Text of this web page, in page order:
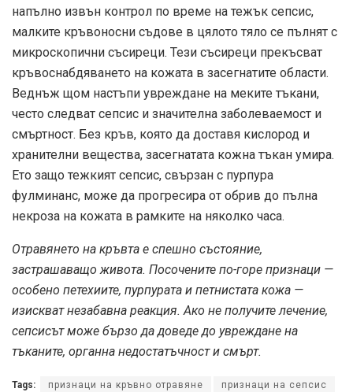
напълно извън контрол по време на тежък сепсис,
малките кръвоносни съдове в цялото тяло се пълнят с
микроскопични съсиреци. Тези съсиреци прекъсват
кръвоснабдяването на кожата в засегнатите области.
Веднъж щом настъпи увреждане на меките тъкани,
често следват сепсис и значителна заболеваемост и
смъртност. Без кръв, която да доставя кислород и
хранителни вещества, засегнатата кожна тъкан умира.
Ето защо тежкият сепсис, свързан с пурпура
фулминанс, може да прогресира от обрив до пълна
некроза на кожата в рамките на няколко часа.
Отравянето на кръвта е спешно състояние,
застрашаващо живота. Посочените по-горе признаци —
особено петехиите, пурпурата и петнистата кожа —
изискват незабавна реакция. Ако не получите лечение,
сепсисът може бързо да доведе до увреждане на
тъканите, органна недостатъчност и смърт.
Tags: признаци на кръвно отравяне признаци на сепсис